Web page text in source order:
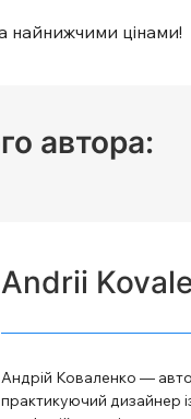
найнижчими цінами!
автора:
Andrii
Андрій Коваленко —
практикуючий дизайнер